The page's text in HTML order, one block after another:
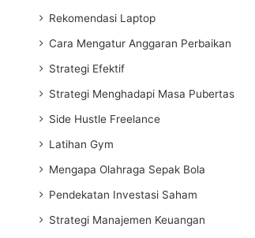
Rekomendasi Laptop
Cara Mengatur Anggaran Perbaikan
Strategi Efektif
Strategi Menghadapi Masa Pubertas
Side Hustle Freelance
Latihan Gym
Mengapa Olahraga Sepak Bola
Pendekatan Investasi Saham
Strategi Manajemen Keuangan